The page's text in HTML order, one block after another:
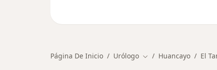
Página De Inicio Urólogo Cambiar de ciudad
Huancayo El